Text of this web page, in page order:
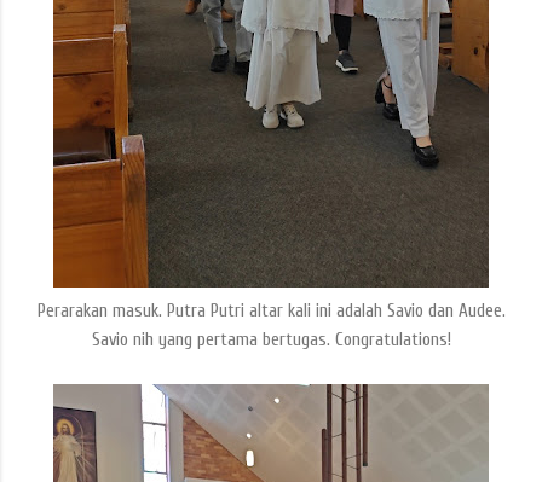
Perarakan masuk. Putra Putri altar kali ini adalah Savio dan Audee.
Savio nih yang pertama bertugas. Congratulations!